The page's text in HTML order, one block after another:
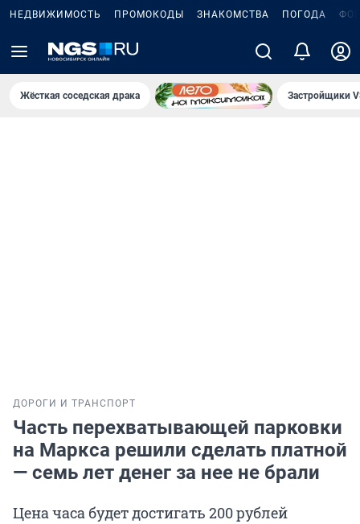
НЕДВИЖИМОСТЬ ПРОМОКОДЫ ЗНАКОМСТВА ПОГОДА
Жёсткая соседская драка Застройщики
ДОРОГИ И ТРАНСПОРТ
Часть перехватывающей парковки
на Маркса решили сделать платной
— семь лет денег за нее не брали
Цена часа будет достигать 200 рублей